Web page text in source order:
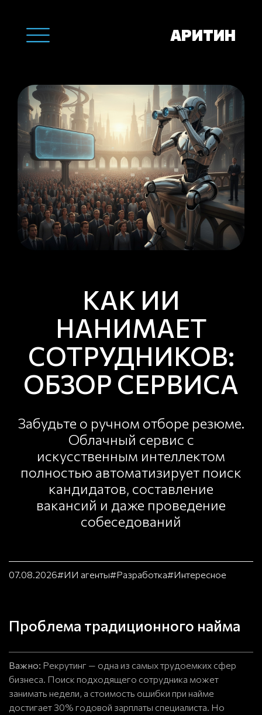
АРИТИН
КАК ИИ
НАНИМАЕТ
СОТРУДНИКОВ:
ОБЗОР СЕРВИСА
Забудьте о ручном отборе резюме.
Облачный сервис с
искусственным интеллектом
полностью автоматизирует поиск
кандидатов, составление
вакансий и даже проведение
собеседований
07.08.2026#ИИ агенты#Разработка#Интересное
Проблема традиционного найма
Важно: Рекрутинг — одна из самых трудоемких сфер
бизнеса. Поиск подходящего сотрудника может
занимать недели, а стоимость ошибки при найме
достигает 30% годовой зарплаты специалиста. Но